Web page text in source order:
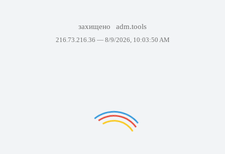
захищено adm.tools
216.73.216.36 — 8/9/2026, 10:03:50 AM